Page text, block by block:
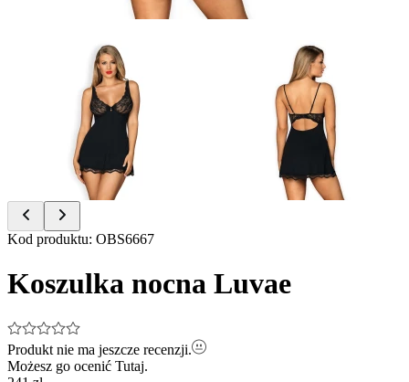
Item
of
Kod produktu: OBS6667
Koszulka nocna Luvae
Produkt nie ma jeszcze recenzji.
Możesz go ocenić Tutaj.